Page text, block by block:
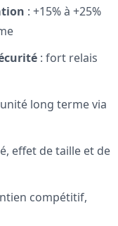
: +15% à +25%
: fort relais
long terme via
effet de taille et de
compétitif,